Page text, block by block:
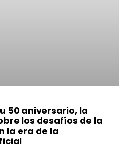
50 aniversario, la
los desafíos de la
la era de la